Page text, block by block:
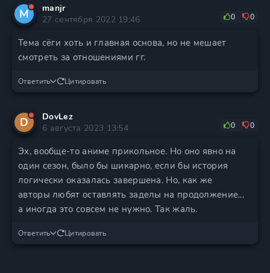
M
manjr
27 сентября 2022 19:46
0 0
Тема сёги хоть и главная основа, но не мешает
смотреть за отношениями гг.
Ответить Цитировать
D
DovLez
6 августа 2023 13:54
0 0
Эх, вообще-то аниме прикольное. Но оно явно на
один сезон, было бы шикарно, если бы история
логически оказалась завершена. Но, как же
авторы любят оставлять заделы на продолжение...
а иногда это совсем не нужно. Так жаль.
Ответить Цитировать